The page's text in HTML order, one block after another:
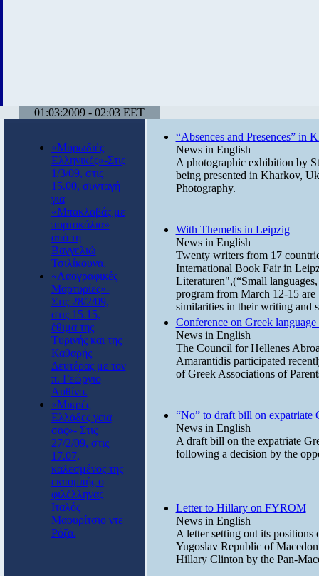
01:03:2009 - 02:03 EET
«Μυρωδιές
Ελληνικές»-Στις
1/3/09, στις
15.00, συνταγή
για
«Μπακλαβάς με
πορτοκάλια»
από τη
Βαγγελιώ
Τσιλίκουνα.
«Λαογραφικές
Μαρτυρίες»-
Στις 28/2/09,
στις 15.15,
έθιμα της
Τυρινής και της
Καθαρής
Δευτέρας με τον
π. Γεώργιο
Αυθίνο.
«Μικρές
Ελλάδες γεια
σας»- Στις
27/2/09, στις
17.07,
καλεσμένος της
εκπομπής ο
φιλέλληνας
Ιταλός
Μαουρίτσιο ντε
Ρόζα.
“Absences and Presences” in
News in English
A photographic exhibition by
being presented in Kharkov,
Photography.
With Themelis in Leipzig
News in English
Twenty writers from 17
International Book Fair in
Literaturen",(“Small
program from March 12-15 are
similarities in their writing and
Conference on Greek
News in English
The Council for Hellenes
Amarantidis participated
of Greek Associations of
“No” to draft bill on expatriate
News in English
A draft bill on the expatriate
following a decision by the
Letter to Hillary on FYROM
News in English
A letter setting out its positions
Yugoslav Republic of
Hillary Clinton by the Pan-